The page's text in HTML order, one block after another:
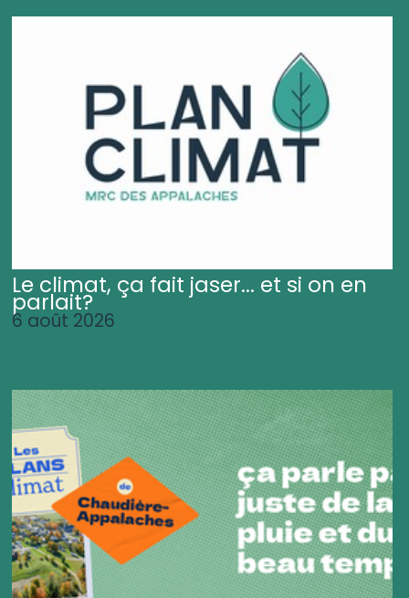
Le climat, ça fait jaser... et si on en
parlait?
6 août 2026